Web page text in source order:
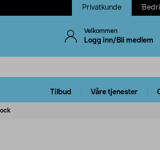
Privatkunde
Velkommen
Logg inn/Bli medlem
Tilbud Våre tjenester